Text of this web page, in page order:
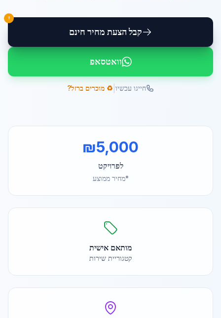
קבל הצעת מחיר חינם
!
וואטסאפ
חייגו עכשיו ♻️ מוכרים ברזל?
₪5,000
לפרויקט
*מחיר ממוצע
מותאם אישית
קטגוריית שירות